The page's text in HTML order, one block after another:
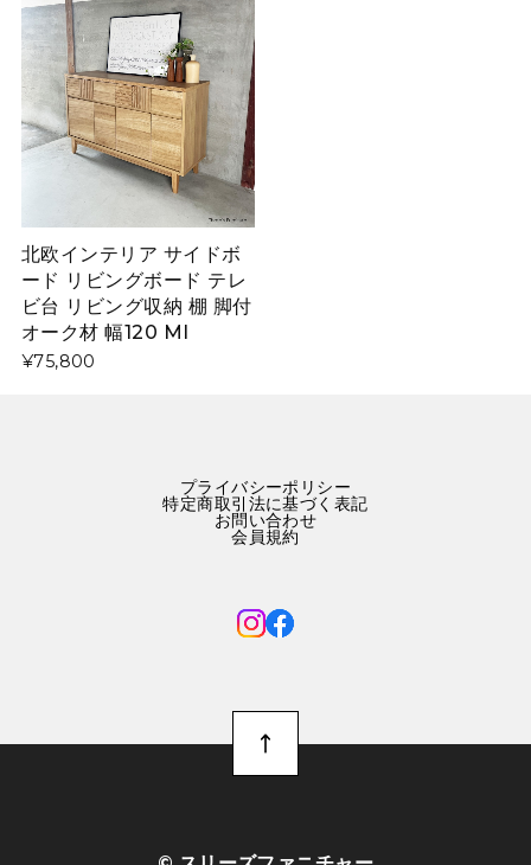
北欧インテリア サイドボ
ード リビングボード テレ
ビ台 リビング収納 棚 脚付
オーク材 幅120 MI
¥75,800
プライバシーポリシー
特定商取引法に基づく表記
お問い合わせ
会員規約